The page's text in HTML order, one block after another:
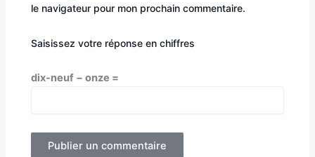
le navigateur pour mon prochain commentaire.
Saisissez votre réponse en chiffres
dix-neuf − onze =